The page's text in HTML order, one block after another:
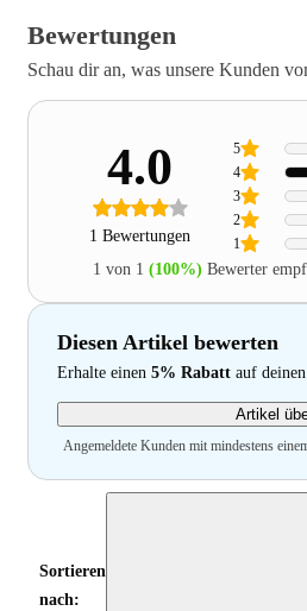
Bewertungen
Schau dir an, was unsere Kunden
4.0
1 Bewertungen 1
2
3
4
5
1 von 1 (100%) Bewerter
Diesen Artikel bewerten
Erhalte einen 5% Rabatt auf
Artikel
Angemeldete Kunden mit mindestens
Sortieren
nach: